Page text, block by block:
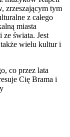
zrzeszającym tym
z całego
miasta
świata. Jest
wielu kultur i
co przez lata
Cię Brama i